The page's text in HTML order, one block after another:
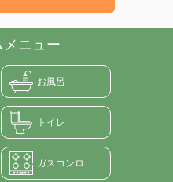
メニュー
お風呂
トイレ
ガスコンロ